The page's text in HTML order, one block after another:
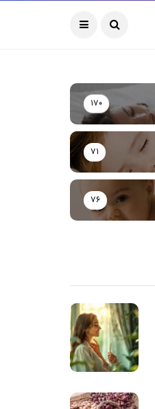
170
71
76